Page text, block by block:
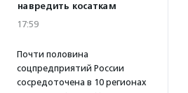
навредить косаткам
17:59
Почти половина
соцпредприятий России
сосредоточена в 10 регионах